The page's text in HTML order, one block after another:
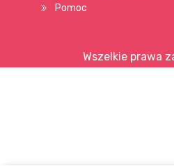
Pomoc
Wszelkie prawa